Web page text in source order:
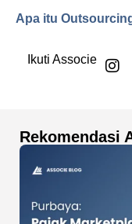
Apa itu
Ikuti Associe
Rekomendasi